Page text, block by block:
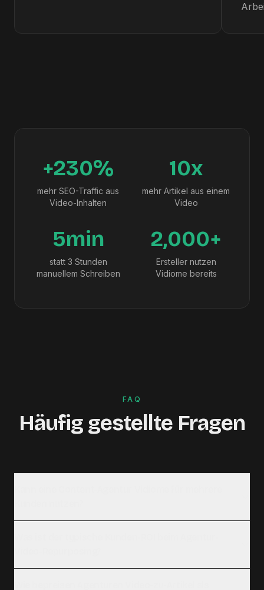
+230%
mehr SEO-Traffic aus
Video-Inhalten
10x
mehr Artikel aus einem
Video
5min
statt 3 Stunden
manuellem Schreiben
2,000+
Ersteller nutzen
Vidiome bereits
FAQ
Häufig gestellte Fragen